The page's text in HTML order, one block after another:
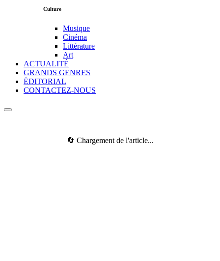
Culture
Musique
Cinéma
Littérature
Art
ACTUALITÉ
GRANDS GENRES
ÉDITORIAL
CONTACTEZ-NOUS
🔄 Chargement de l'article...